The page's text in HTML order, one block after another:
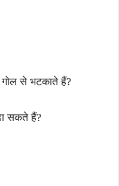
से भटकाते हैं?
सकते हैं?